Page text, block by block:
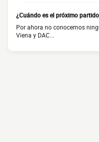
¿Cuándo es el próximo
Por ahora no conocemos
Viena y DAC...